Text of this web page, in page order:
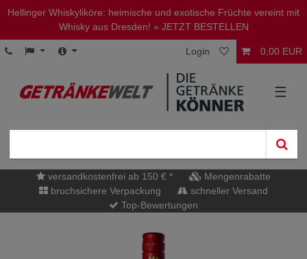
Hellinger Whiskyliköre: heimische und exotische Früchte vereint mit
Whisky aus Dresden! » JETZT BESTELLEN
Login 0,00 EUR
☰
versandkostenfrei ab 150 € *
Mengenrabatte
bruchsichere Verpackung
schneller Versand
Top-Bewertungen